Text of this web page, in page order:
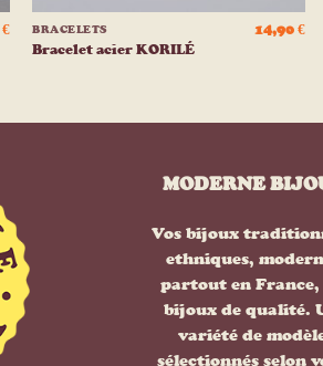
€ BRACELETS
Bracelet acier KORILÉ
14,90 €
MODERNE
Vos bijoux
ethniques,
partout en France,
bijoux de qualité.
variété de
sélectionnés selon